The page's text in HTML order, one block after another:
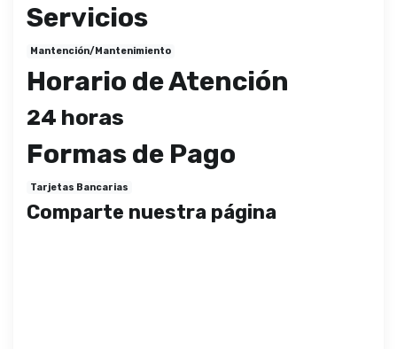
Servicios
Mantención/Mantenimiento
Horario de Atención
24 horas
Formas de Pago
Tarjetas Bancarias
Comparte nuestra página